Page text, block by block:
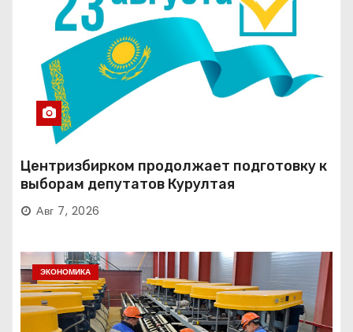
Центризбирком продолжает подготовку к
выборам депутатов Курултая
Авг 7, 2026
ЭКОНОМИКА